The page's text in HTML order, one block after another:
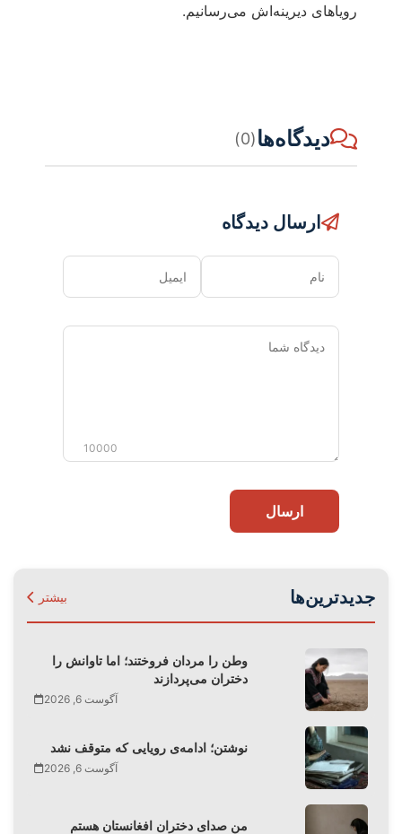
رویاهای دیرینه‌اش می‌رسانیم.
دیدگاه‌ها(0)
ارسال دیدگاه
نام ایمیل
دیدگاه
10000
ارسال
جدیدترین‌ها بیشتر
وطن را مردان فروختند؛ اما تاوانش را
دختران می‌پردازند
آگوست 6, 2026
نوشتن؛ ادامه‌ی رویایی که متوقف نشد
آگوست 6, 2026
من صدای دختران افغانستان هستم